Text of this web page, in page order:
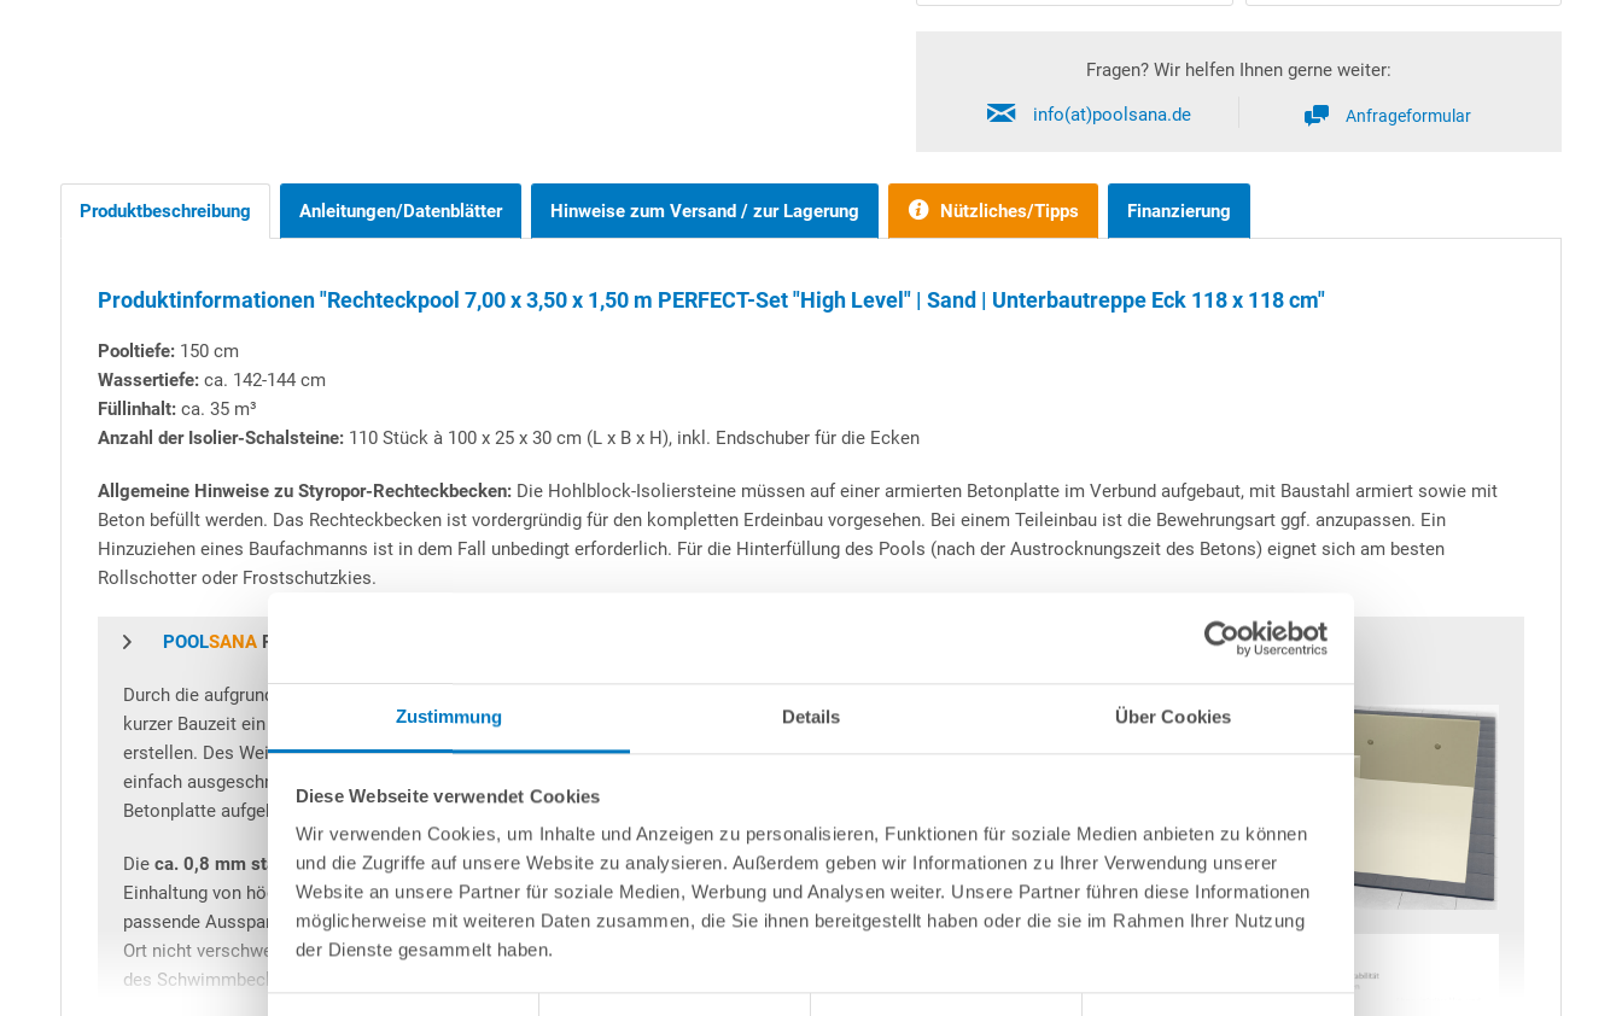
Zustimmung Details Über Cookies
Diese Webseite verwendet Cookies
Wir verwenden Cookies, um Inhalte und Anzeigen zu personalisieren, Funktionen für soziale Medien anbieten zu können
und die Zugriffe auf unsere Website zu analysieren. Außerdem geben wir Informationen zu Ihrer Verwendung unserer
Website an unsere Partner für soziale Medien, Werbung und Analysen weiter. Unsere Partner führen diese Informationen
möglicherweise mit weiteren Daten zusammen, die Sie ihnen bereitgestellt haben oder die sie im Rahmen Ihrer Nutzung
der Dienste gesammelt haben.
Fragen? Wir helfen Ihnen gerne weiter:
info(at)poolsana.de Anfrageformular
Produktbeschreibung Finanzierung
Anleitungen/Datenblätter Hinweise zum Versand / zur Lagerung Nützliches/Tipps
Produktinformationen "Rechteckpool 7,00 x 3,50 x 1,50 m PERFECT-Set "High Level" | Sand | Unterbautreppe Eck 118 x 118 cm"
Pooltiefe: 150 cm
Wassertiefe: ca. 142-144 cm
Füllinhalt: ca. 35 m³
Anzahl der Isolier-Schalsteine: 110 Stück à 100 x 25 x 30 cm (L x B x H), inkl. Endschuber für die Ecken
Allgemeine Hinweise zu Styropor-Rechteckbecken: Die Hohlblock-Isoliersteine müssen auf einer armierten Betonplatte im Verbund aufgebaut, mit Baustahl armiert sowie mit
Beton befüllt werden. Das Rechteckbecken ist vordergründig für den kompletten Erdeinbau vorgesehen. Bei einem Teileinbau ist die Bewehrungsart ggf. anzupassen. Ein
Hinzuziehen eines Baufachmanns ist in dem Fall unbedingt erforderlich. Für die Hinterfüllung des Pools (nach der Austrocknungszeit des Betons) eignet sich am besten
Rollschotter oder Frostschutzkies.
POOLSANARechteckpool
Durch die aufgrund des geringen Gewichts einfach zu handhabenden Schalelemente
kurzer Bauzeit ein massives und äußerst langlebiges Rechteckbecken mit hervorragenden Isoliereigenschaften
erstellen. Des Weiteren können Ausschnitte für Einbauteile, sei es Skimmer, Düsen oder Scheinwerfer, schnell und
einfach ausgeschnitten werden. Die druckfesten Schalelemente (
Betonplatte aufgebaut, vertikal und horizontal armiert und anschließend mit Beton ausgefüllt.
Die ca. 0,8 mm starke, sandfarbene PVC-Poolfolieder Dichtheitsklasse W1 mit angeschweißter Keilbiese wird unter
Einhaltung von höchsten Qualitätsstandards als fertiger Foliensack vorgefertigt. Hierbei sind schon ebenfalls
passende Aussparungen für die Unterbau-Ecktreppe im Foliensack integriert. Der Vorteil für Sie: Die Folie muss vor
Ort nicht verschweißt oder in sonstiger Weise an die Treppe angepasst werden, sondern kann nach fertiger Erstellung
des Schwimmbecken-Körpers einfach in einem Stück eingehängt werden. Die Schwimmbadfolie schmiegt sich